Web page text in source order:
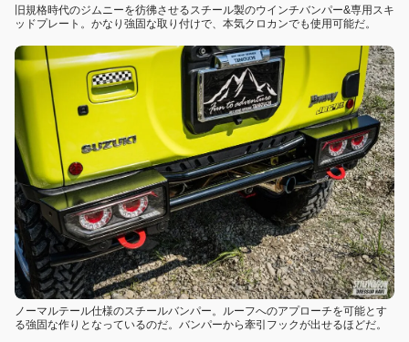
旧規格時代のジムニーを彷彿させるスチール製のウインチバンパー&専用スキ
ッドプレート。かなり強固な取り付けで、本気クロカンでも使用可能だ。
ノーマルテール仕様のスチールバンパー。ルーフへのアプローチを可能とす
る強固な作りとなっているのだ。バンパーから牽引フックが出せるほどだ。